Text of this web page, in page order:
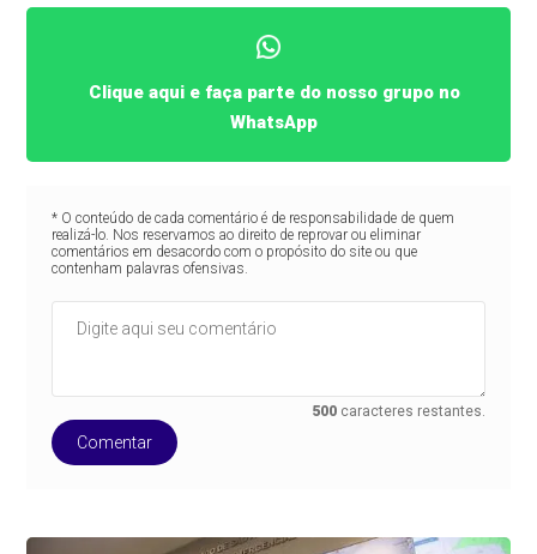
Clique aqui e faça parte do nosso grupo no
WhatsApp
* O conteúdo de cada comentário é de responsabilidade de quem
realizá-lo. Nos reservamos ao direito de reprovar ou eliminar
comentários em desacordo com o propósito do site ou que
contenham palavras ofensivas.
500 caracteres restantes.
Comentar